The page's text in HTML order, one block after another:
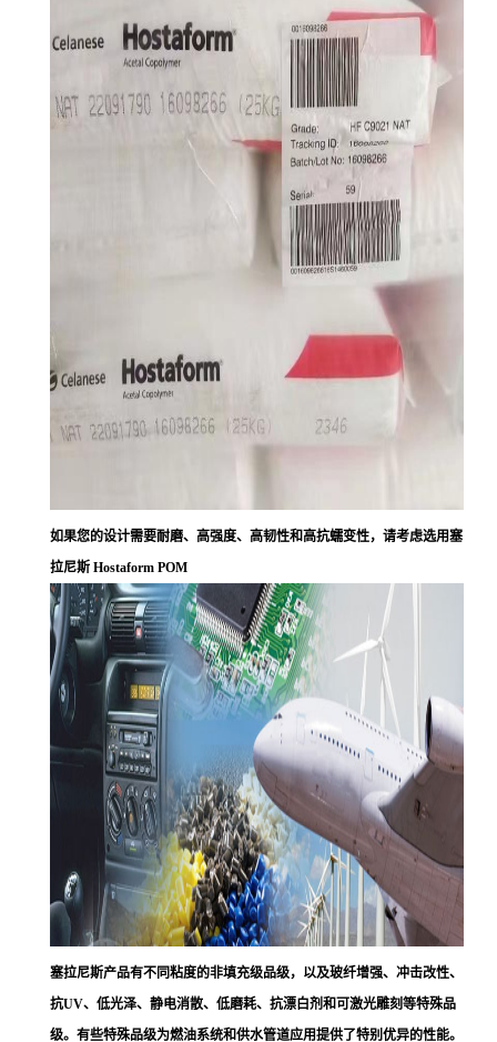
如果您的设计需要耐磨、高强度、高韧性和高抗蠕变性，请考虑选用塞
拉尼斯 Hostaform POM
塞拉尼斯产品有不同粘度的非填充级品级，以及玻纤增强、冲击改性、
抗UV、低光泽、静电消散、低磨耗、抗漂白剂和可激光雕刻等特殊品
级。有些特殊品级为燃油系统和供水管道应用提供了特别优异的性能。